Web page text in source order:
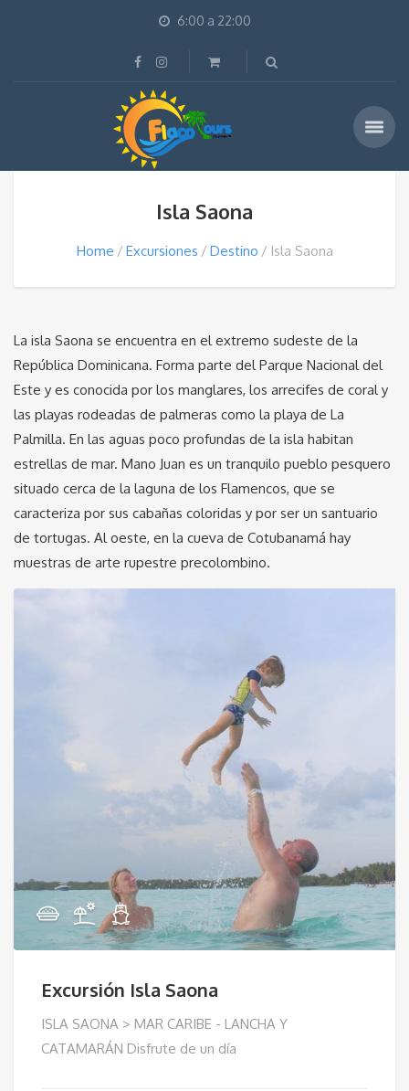
6:00 a 22:00
Isla Saona
Home Excursiones Destino Isla Saona
La isla Saona se encuentra en el extremo sudeste de la
República Dominicana. Forma parte del Parque Nacional del
Este y es conocida por los manglares, los arrecifes de coral y
las playas rodeadas de palmeras como la playa de La
Palmilla. En las aguas poco profundas de la isla habitan
estrellas de mar. Mano Juan es un tranquilo pueblo pesquero
situado cerca de la laguna de los Flamencos, que se
caracteriza por sus cabañas coloridas y por ser un santuario
de tortugas. Al oeste, en la cueva de Cotubanamá hay
muestras de arte rupestre precolombino.
Excursión Isla Saona
ISLA SAONA > MAR CARIBE - LANCHA Y
CATAMARÁN Disfrute de un día